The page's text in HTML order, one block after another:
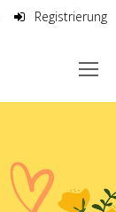
Registrierung